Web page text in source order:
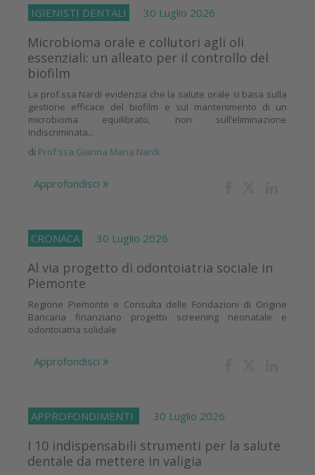
IGIENISTI DENTALI 30 Luglio 2026
Microbioma orale e collutori agli oli
essenziali: un alleato per il controllo del
biofilm
La prof.ssa Nardi evidenzia che la salute orale si basa sulla
gestione efficace del biofilm e sul mantenimento di un
microbioma equilibrato, non sull’eliminazione
indiscriminata...
di Prof.ssa Gianna Maria Nardi
Approfondisci
CRONACA 30 Luglio 2026
Al via progetto di odontoiatria sociale in
Piemonte
Regione Piemonte e Consulta delle Fondazioni di Origine
Bancaria finanziano progetto screening neonatale e
odontoiatria solidale
Approfondisci
APPROFONDIMENTI 30 Luglio 2026
I 10 indispensabili strumenti per la salute
dentale da mettere in valigia